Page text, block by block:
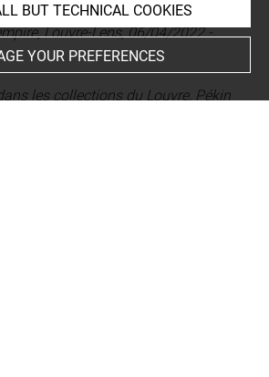
Louvre-Lens, 06/04/2022 -
les collections du Louvre, Pékin
BUT TECHNICAL COOKIES
YOUR PREFERENCES